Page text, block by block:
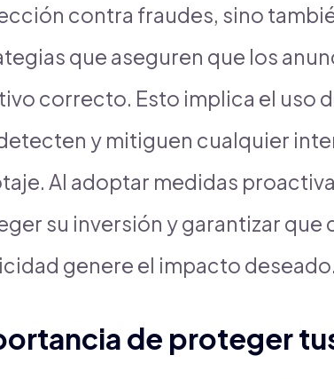
contra fraudes, sino
que aseguren que los
correcto. Esto implica el uso
y mitiguen cualquier
Al adoptar medidas
su inversión y garantizar que
genere el impacto deseado.
de proteger